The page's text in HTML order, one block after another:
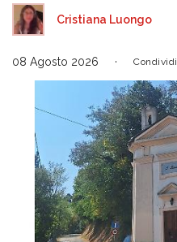
Cristiana Luongo
08 Agosto 2026 Condividi